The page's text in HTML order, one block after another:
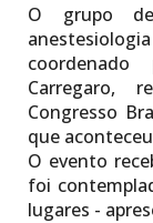
O grupo
Carregaro,
Congresso
que
O evento
foi
lugares -